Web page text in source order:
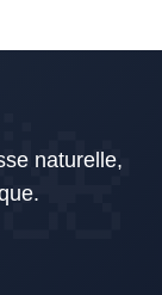
naturelle,